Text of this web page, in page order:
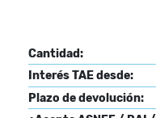
Cantidad:
Interés TAE desde:
Plazo de devolución: